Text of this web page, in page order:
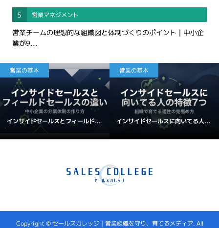
5 営業マネジメント
営業チームの理想的な組織図と体制づくりのポイント｜中小企
業が9...
営業の基本
インサイドセールスとフィールド...
営業の基本
インサイドセールスに向いてる人...
Copyright ©セールスカレッジ｜営業組織を守り、育てるメディア. All